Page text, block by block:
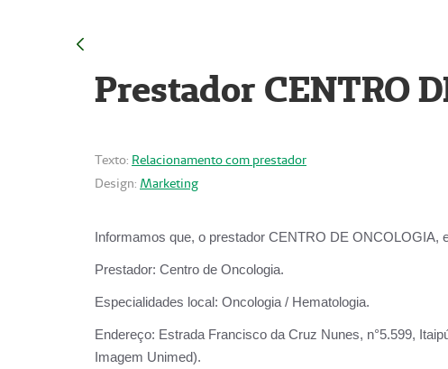
Prestador CENTRO
Texto: Relacionamento com prestador
Design: Marketing
Informamos que, o prestador CENTRO DE ONCOLOGIA,
Prestador: Centro de Oncologia.
Especialidades local: Oncologia / Hematologia.
Endereço: Estrada Francisco da Cruz Nunes, n°5.599,
Imagem Unimed).